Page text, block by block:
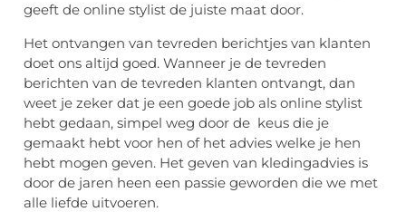
geeft de online stylist de juiste maat door.
Het ontvangen van tevreden berichtjes van klanten
doet ons altijd goed. Wanneer je de tevreden
berichten van de tevreden klanten ontvangt, dan
weet je zeker dat je een goede job als online stylist
hebt gedaan, simpel weg door de keus die je
gemaakt hebt voor hen of het advies welke je hen
hebt mogen geven. Het geven van kledingadvies is
door de jaren heen een passie geworden die we met
alle liefde uitvoeren.